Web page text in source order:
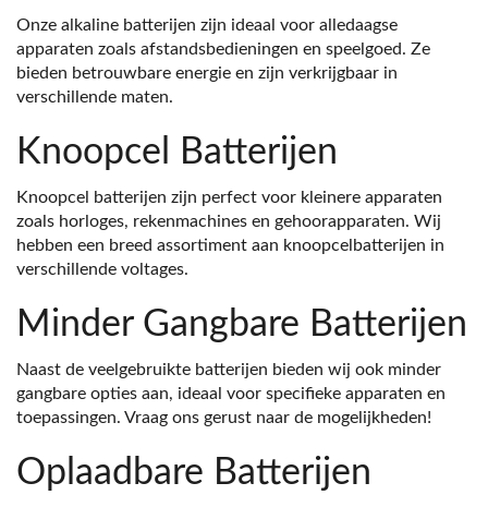
Onze alkaline batterijen zijn ideaal voor alledaagse
apparaten zoals afstandsbedieningen en speelgoed. Ze
bieden betrouwbare energie en zijn verkrijgbaar in
verschillende maten.
Knoopcel Batterijen
Knoopcel batterijen zijn perfect voor kleinere apparaten
zoals horloges, rekenmachines en gehoorapparaten. Wij
hebben een breed assortiment aan knoopcelbatterijen in
verschillende voltages.
Minder Gangbare Batterijen
Naast de veelgebruikte batterijen bieden wij ook minder
gangbare opties aan, ideaal voor specifieke apparaten en
toepassingen. Vraag ons gerust naar de mogelijkheden!
Oplaadbare Batterijen